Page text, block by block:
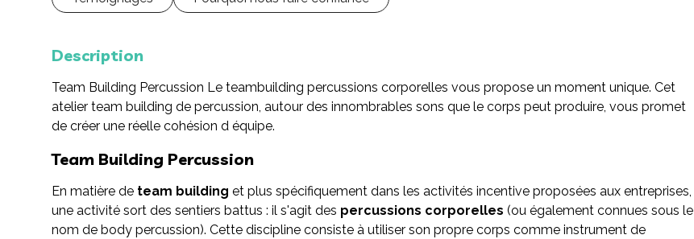
Description
Team Building Percussion Le teambuilding percussions corporelles vous propose un moment unique. Cet
atelier team building de percussion, autour des innombrables sons que le corps peut produire, vous promet
de créer une réelle cohésion d équipe.
Team Building Percussion
En matière de team building et plus spécifiquement dans les activités incentive proposées aux entreprises,
une activité sort des sentiers battus : il s'agit des percussions corporelles (ou également connues sous le
nom de body percussion). Cette discipline consiste à utiliser son propre corps comme instrument de